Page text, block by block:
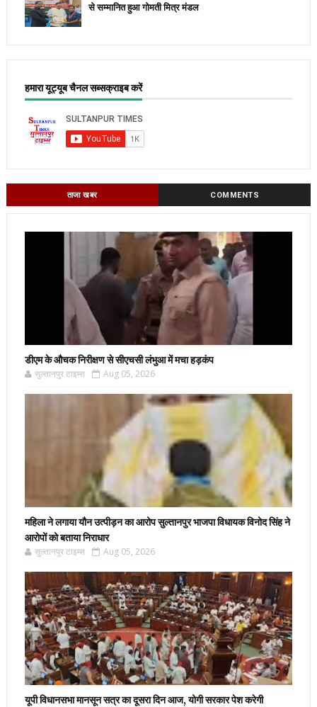
से सम्मानित हुआ गोमती मित्र मंडल
हमारा यूट्यूब चैनल सब्सक्राइब करें
ताजा खबर COMMENTS
डीएम के औचक निरीक्षण से सीएचसी लंभुआ में मचा हड़कंप
सुल्तानपुर टाइम्स Aug 05, 2026
महिला ने लगाया यौन उत्पीड़न का आरोप सुल्तानपुर भाजपा विधायक विनोद सिंह ने
आरोपों को बताया निराधार
सुल्तानपुर टाइम्स Aug 05, 2026
यूपी विधानसभा मानसून सत्र का दूसरा दिन आज, योगी सरकार पेश करेगी